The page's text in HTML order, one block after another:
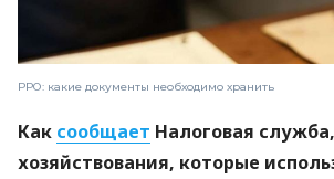
РРО: какие документы необходимо хранить
Как сообщает Налоговая
хозяйствования, которые